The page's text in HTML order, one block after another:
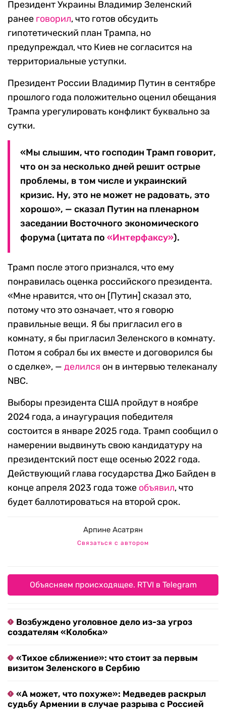
Президент Украины Владимир Зеленский
ранее говорил, что готов обсудить
гипотетический план Трампа, но
предупреждал, что Киев не согласится на
территориальные уступки.
Президент России Владимир Путин в сентябре
прошлого года положительно оценил обещания
Трампа урегулировать конфликт буквально за
сутки.
«Мы слышим, что господин Трамп говорит,
что он за несколько дней решит острые
проблемы, в том числе и украинский
кризис. Ну, это не может не радовать, это
хорошо», — сказал Путин на пленарном
заседании Восточного экономического
форума (цитата по «Интерфаксу»).
Трамп после этого признался, что ему
понравилась оценка российского президента.
«Мне нравится, что он [Путин] сказал это,
потому что это означает, что я говорю
правильные вещи. Я бы пригласил его в
комнату, я бы пригласил Зеленского в комнату.
Потом я собрал бы их вместе и договорился бы
о сделке», — делился он в интервью телеканалу
NBC.
Выборы президента США пройдут в ноябре
2024 года, а инаугурация победителя
состоится в январе 2025 года. Трамп сообщил о
намерении выдвинуть свою кандидатуру на
президентский пост еще осенью 2022 года.
Действующий глава государства Джо Байден в
конце апреля 2023 года тоже объявил, что
будет баллотироваться на второй срок.
Арпине Асатрян
Связаться с автором
Объясняем происходящее. RTVI в Telegram
Возбуждено уголовное дело из-за угроз
создателям «Колобка»
«Тихое сближение»: что стоит за первым
визитом Зеленского в Сербию
«А может, что похуже»: Медведев раскрыл
судьбу Армении в случае разрыва с Россией